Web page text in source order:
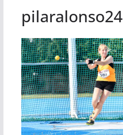
pilaralonso24